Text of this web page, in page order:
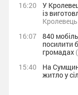
16:20
У
із
16:07
840
посилити
громадах
15:40
На
житло у